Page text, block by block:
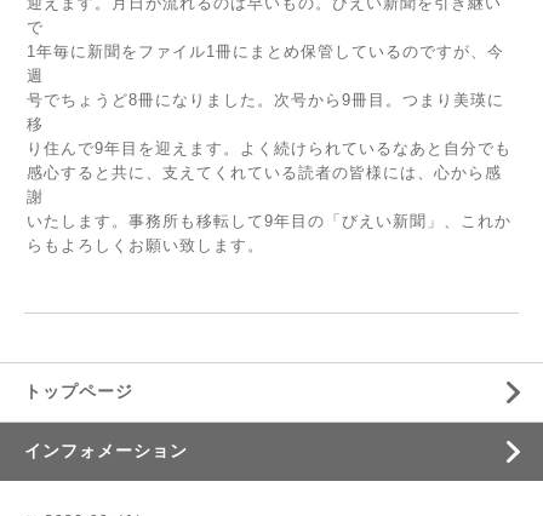
で
1年毎に新聞をファイル1冊にまとめ保管しているのですが、今
週
号でちょうど8冊になりました。次号から9冊目。つまり美瑛に
移
り住んで9年目を迎えます。よく続けられているなあと自分でも
感心すると共に、支えてくれている読者の皆様には、心から感
謝
いたします。事務所も移転して9年目の「びえい新聞」、これか
らもよろしくお願い致します。
トップページ
インフォメーション